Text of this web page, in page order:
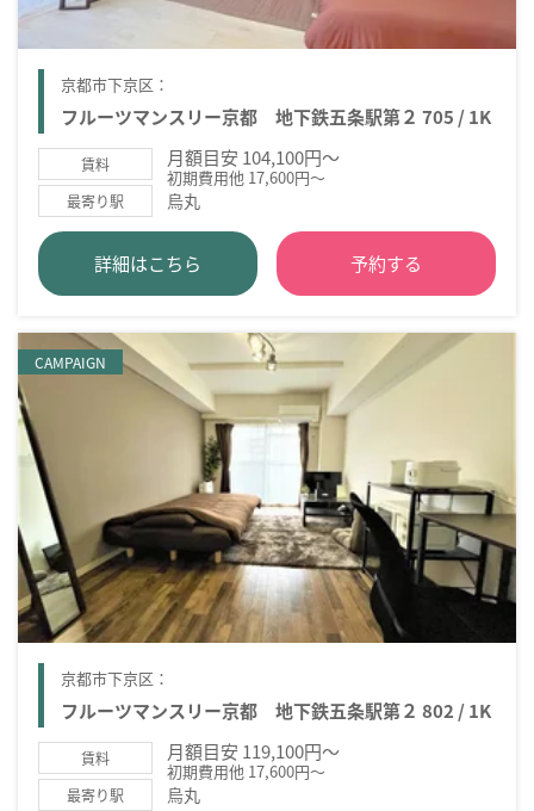
京都市下京区：
フルーツマンスリー京都 地下鉄五条駅第２ 705 / 1K
賃料 月額目安 104,100円～
初期費用他 17,600円～
最寄り駅 烏丸
詳細はこちら 予約する
CAMPAIGN
京都市下京区：
フルーツマンスリー京都 地下鉄五条駅第２ 802 / 1K
賃料 月額目安 119,100円～
初期費用他 17,600円～
最寄り駅 烏丸